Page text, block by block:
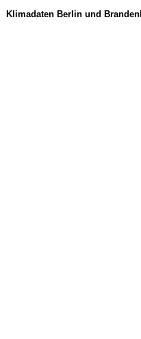
Klimadaten Berlin und